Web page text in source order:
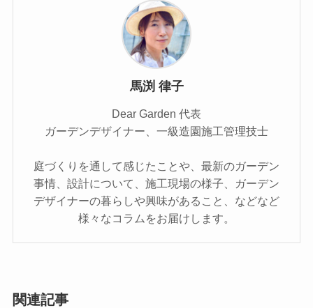
馬渕 律子
Dear Garden 代表
ガーデンデザイナー、一級造園施工管理技士
庭づくりを通して感じたことや、最新のガーデン
事情、設計について、施工現場の様子、ガーデン
デザイナーの暮らしや興味があること、などなど
様々なコラムをお届けします。
関連記事